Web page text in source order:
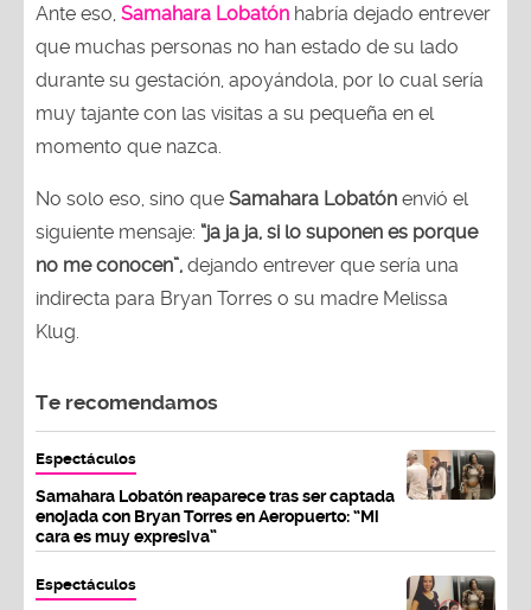
Ante eso, Samahara Lobatón habría dejado entrever
que muchas personas no han estado de su lado
durante su gestación, apoyándola, por lo cual sería
muy tajante con las visitas a su pequeña en el
momento que nazca.
No solo eso, sino que Samahara Lobatón envió el
siguiente mensaje: “ja ja ja, si lo suponen es porque
no me conocen”, dejando entrever que sería una
indirecta para Bryan Torres o su madre Melissa
Klug.
Te recomendamos
Espectáculos
Samahara Lobatón reaparece tras ser captada
enojada con Bryan Torres en Aeropuerto: “Mi
cara es muy expresiva”
Espectáculos